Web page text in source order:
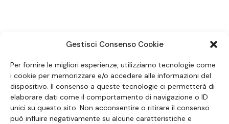
Gestisci Consenso Cookie
Per fornire le migliori esperienze, utilizziamo tecnologie come
i cookie per memorizzare e/o accedere alle informazioni del
dispositivo. Il consenso a queste tecnologie ci permetterà di
elaborare dati come il comportamento di navigazione o ID
unici su questo sito. Non acconsentire o ritirare il consenso
può influire negativamente su alcune caratteristiche e
SEGUICI SUI SOCIAL